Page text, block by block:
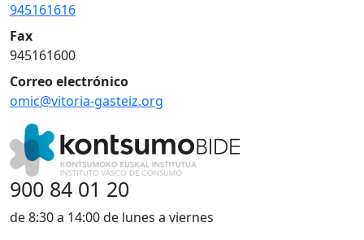
945161616
Fax
945161600
Correo electrónico
omic@vitoria-gasteiz.org
900 84 01 20
de 8:30 a 14:00 de lunes a viernes